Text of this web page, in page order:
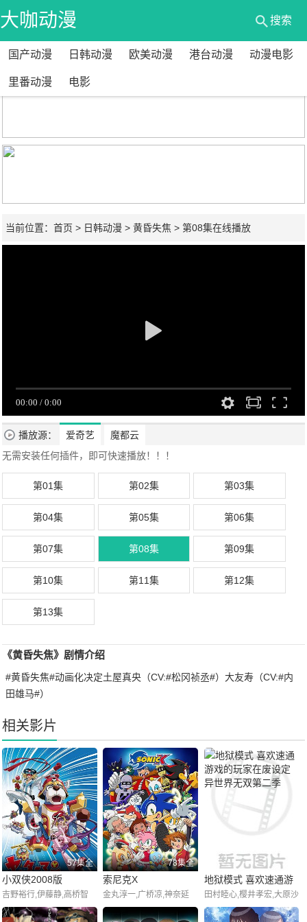
大咖动漫
网
搜索
国产动漫 日韩动漫 欧美动漫 港台动漫 动漫电影
里番动漫 电影
当前位置： 首页 > 日韩动漫 > 黄昏失焦 > 第08集在线播放
播放源： 爱奇艺
魔都云
无需安装任何插件，即可快速播放！！！
第01集 第02集 第03集
第04集 第05集 第06集
第07集 第08集 第09集
第10集 第11集 第12集
第13集
《黄昏失焦》剧情介绍
#黄昏失焦#动画化决定土屋真央（CV:#松冈祯丞#）大友寿（CV:#内
田雄马#）
相关影片
57集全
小双侠2008版
吉野裕行,伊藤静,高桥智
秋,小原乃梨子,八奈见乘
78集全
索尼克X
金丸淳一,广桥凉,神奈延
年,川田妙子,青木沙耶香,
地狱模式 喜欢速通游
戏的玩家在废设定异
世界无双第二季
田村睦心,樱井孝宏,大原沙
耶香,大塚明夫,千本木彩